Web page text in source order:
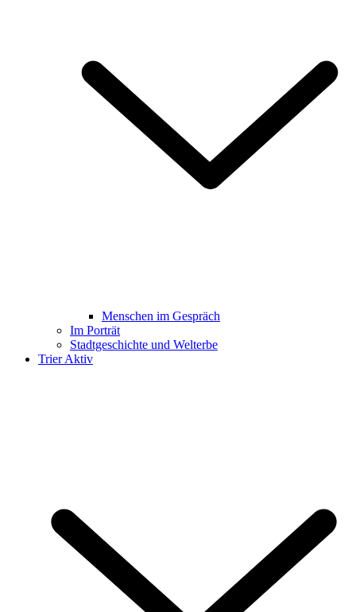
Menschen im Gespräch
Im Porträt
Stadtgeschichte und Welterbe
Trier Aktiv